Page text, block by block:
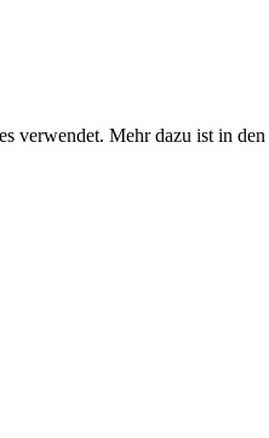
verwendet. Mehr dazu ist in den